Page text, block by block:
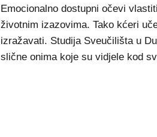
Emocionalno dostupni očevi
životnim izazovima. Tako kćeri
izražavati. Studija Sveučilišta u
slične onima koje su vidjele kod